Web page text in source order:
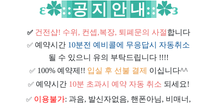
ε✿::공 지 안 내 ::✿з
✅ 건전샵! 수위, 컨셉,복장, 퇴폐문의 사절합니다
✅ 예약시간 10분전 예비콜에 무응답시 자동취소
될 수 있으니 유의 부탁드립니다 !!!!
✅ 100% 예약제!! 입실 후 선불 결제 이십니다^^
✅ 예약시간 10분 초과시 예약 자동 취소 되세요!
✅ 이용불가: 과음, 발신자없음, 핸폰아님, 비매너,